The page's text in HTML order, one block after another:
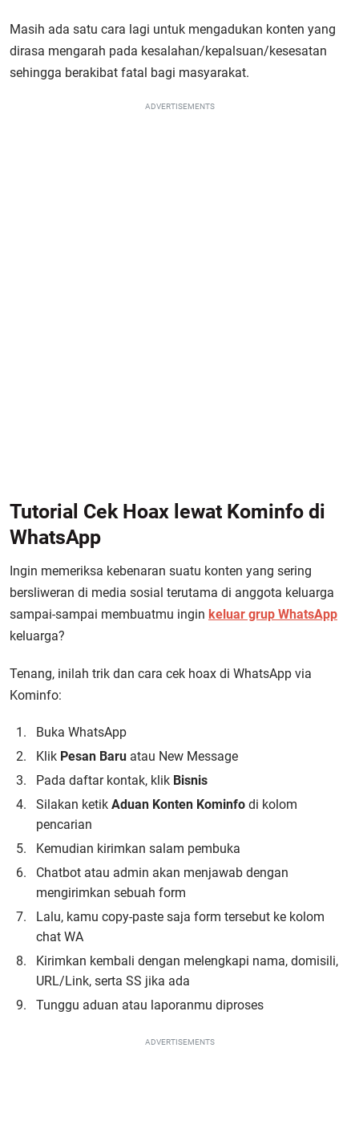
Masih ada satu cara lagi untuk mengadukan konten yang
dirasa mengarah pada kesalahan/kepalsuan/kesesatan
sehingga berakibat fatal bagi masyarakat.
ADVERTISEMENTS
Tutorial Cek Hoax lewat Kominfo di
WhatsApp
Ingin memeriksa kebenaran suatu konten yang sering
bersliweran di media sosial terutama di anggota keluarga
sampai-sampai membuatmu ingin keluar grup WhatsApp
keluarga?
Tenang, inilah trik dan cara cek hoax di WhatsApp via
Kominfo:
Buka WhatsApp
Klik Pesan Baru atau New Message
Pada daftar kontak, klik Bisnis
Silakan ketik Aduan Konten Kominfo di kolom
pencarian
Kemudian kirimkan salam pembuka
Chatbot atau admin akan menjawab dengan
mengirimkan sebuah form
Lalu, kamu copy-paste saja form tersebut ke kolom
chat WA
Kirimkan kembali dengan melengkapi nama, domisili,
URL/Link, serta SS jika ada
Tunggu aduan atau laporanmu diproses
ADVERTISEMENTS